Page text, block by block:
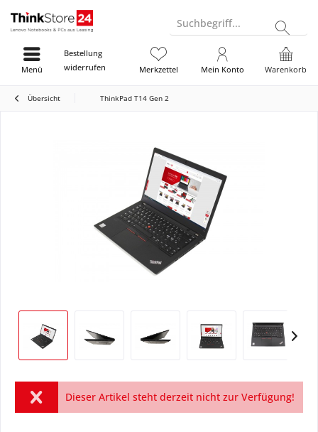
Suchbegriff...
Bestellung
widerrufen
Warenkorb
Merkzettel Mein Konto
Menü
Übersicht ThinkPad T14 Gen 2
Dieser Artikel steht derzeit nicht zur Verfügung!